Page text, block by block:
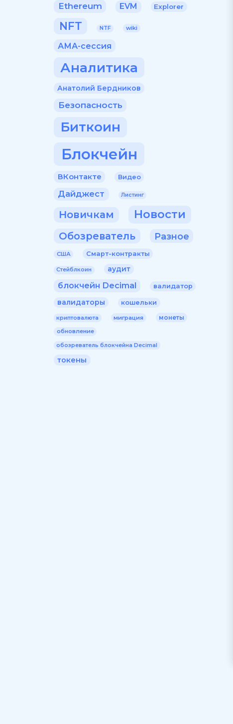
Ethereum EVM Explorer
NFT NTF wiki
АМА-сессия
Аналитика
Анатолий Бердников
Безопасность
Биткоин
Блокчейн
ВКонтакте Видео
Дайджест Листинг
Новичкам Новости
Обозреватель Разное
США Смарт-контракты
Стейблкоин аудит
блокчейн Decimal валидатор
валидаторы кошельки
криптовалюта миграция монеты
обновление
обозреватель блокчейна Decimal
токены